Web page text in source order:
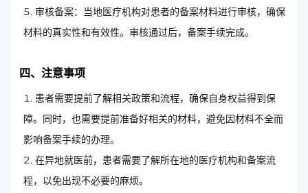
审核备案：当地医疗机构对患者的备案材料进行审核，确保
材料的真实性和有效性。审核通过后，备案手续完成。
四、注意事项
患者需要提前了解相关政策和流程，确保自身权益得到保
障。同时，也需要提前准备好相关的材料，避免因材料不全而
影响备案手续的办理。
在异地就医前，患者需要了解所在地的医疗机构和备案流
程，以免出现不必要的麻烦。